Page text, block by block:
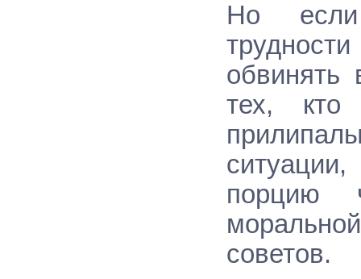
Но если
обвинять
тех,
порцию
советов.